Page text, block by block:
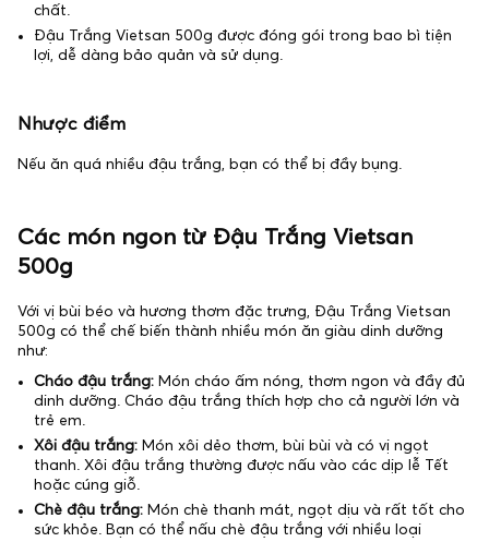
chất.
Đậu Trắng Vietsan 500g được đóng gói trong bao bì tiện
lợi, dễ dàng bảo quản và sử dụng.
Nhược điểm
Nếu ăn quá nhiều đậu trắng, bạn có thể bị đầy bụng.
Các món ngon từ Đậu Trắng Vietsan
500g
Với vị bùi béo và hương thơm đặc trưng, Đậu Trắng Vietsan
500g có thể chế biến thành nhiều món ăn giàu dinh dưỡng
như:
Cháo đậu trắng: Món cháo ấm nóng, thơm ngon và đầy đủ
dinh dưỡng. Cháo đậu trắng thích hợp cho cả người lớn và
trẻ em.
Xôi đậu trắng: Món xôi dẻo thơm, bùi bùi và có vị ngọt
thanh. Xôi đậu trắng thường được nấu vào các dịp lễ Tết
hoặc cúng giỗ.
Chè đậu trắng: Món chè thanh mát, ngọt dịu và rất tốt cho
sức khỏe. Bạn có thể nấu chè đậu trắng với nhiều loại